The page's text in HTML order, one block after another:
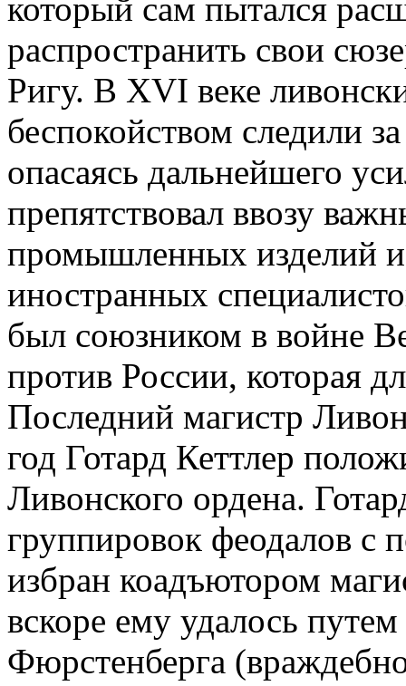
который сам пытался
распространить свои
Ригу. В XVI веке
беспокойством следили
опасаясь дальнейшего
препятствовал ввозу
промышленных изделий и
иностранных
был союзником в войне
про­тив России, которая
Последний магистр
год Готард Кеттлер
Ливонского ордена.
группировок феодалов с
избран коадъютором
вскоре ему удалось
Фюрстенберга